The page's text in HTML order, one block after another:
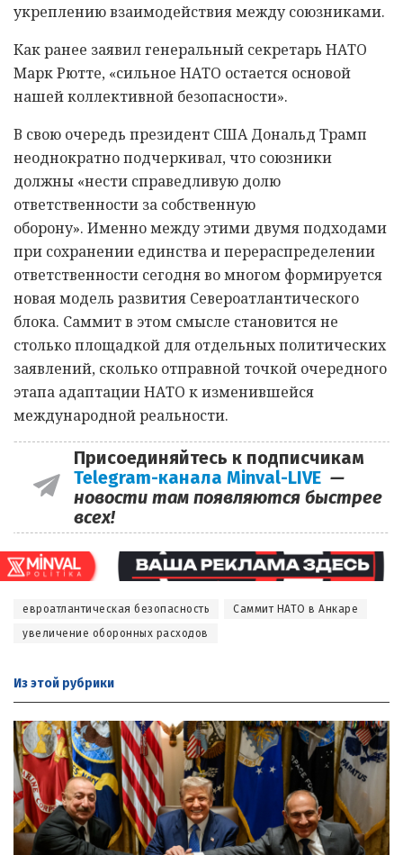
укреплению взаимодействия между союзниками.
Как ранее заявил генеральный секретарь НАТО
Марк Рютте, «сильное НАТО остается основой
нашей коллективной безопасности».
В свою очередь президент США Дональд Трамп
неоднократно подчеркивал, что союзники
должны «нести справедливую долю
ответственности за собственную
оборону». Именно между этими двумя подходами
при сохранении единства и перераспределении
ответственности сегодня во многом формируется
новая модель развития Североатлантического
блока. Саммит в этом смысле становится не
столько площадкой для отдельных политических
заявлений, сколько отправной точкой очередного
этапа адаптации НАТО к изменившейся
международной реальности.
Присоединяйтесь к подписчикам
Telegram-канала Minval-LIVE —
новости там появляются быстрее
всех!
евроатлантическая безопасность
Саммит НАТО в Анкаре
увеличение оборонных расходов
Из этой рубрики